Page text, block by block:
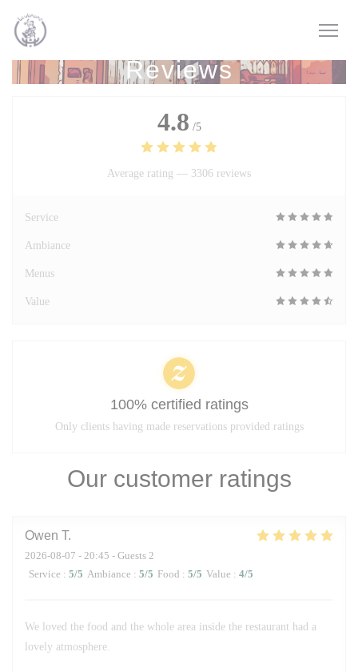
Personalizing your cookie choices
Reviews
Our customer ratings
Owen T
2026-08-07 - 20:45 - Guests 2
Service : 5/5 Ambiance : 5/5 Food : 5/5 Value : 4/5
We loved the food and the whole area inside the restaurant had a
lovely atmosphere.
4.8 /5
Average rating — 3306 reviews
Service
Ambiance
Menus
Value
100% certified ratings
Only clients having made reservations provided ratings